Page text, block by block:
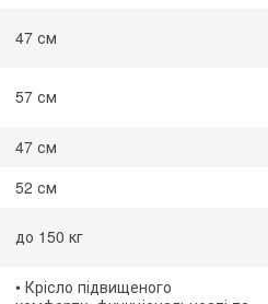
47 см
57 см
47 см
52 см
до 150 кг
• Крісло підвищеного